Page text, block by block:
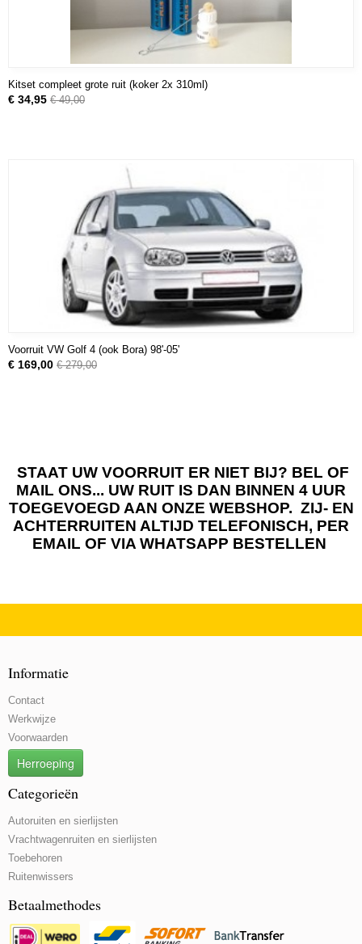
Kitset compleet grote ruit (koker 2x 310ml)
€ 34,95 € 49,00
Voorruit VW Golf 4 (ook Bora) 98'-05'
€ 169,00 € 279,00
STAAT UW VOORRUIT ER NIET BIJ? BEL OF
MAIL ONS... UW RUIT IS DAN BINNEN 4 UUR
TOEGEVOEGD AAN ONZE WEBSHOP. ZIJ- EN
ACHTERRUITEN ALTIJD TELEFONISCH, PER
EMAIL OF VIA WHATSAPP BESTELLEN
Informatie
Contact
Werkwijze
Voorwaarden
Herroeping
Categorieën
Autoruiten en sierlijsten
Vrachtwagenruiten en sierlijsten
Toebehoren
Ruitenwissers
Betaalmethodes